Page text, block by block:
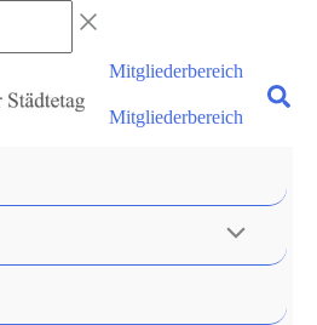
Mitgliederbereich
Mitgliederbereich